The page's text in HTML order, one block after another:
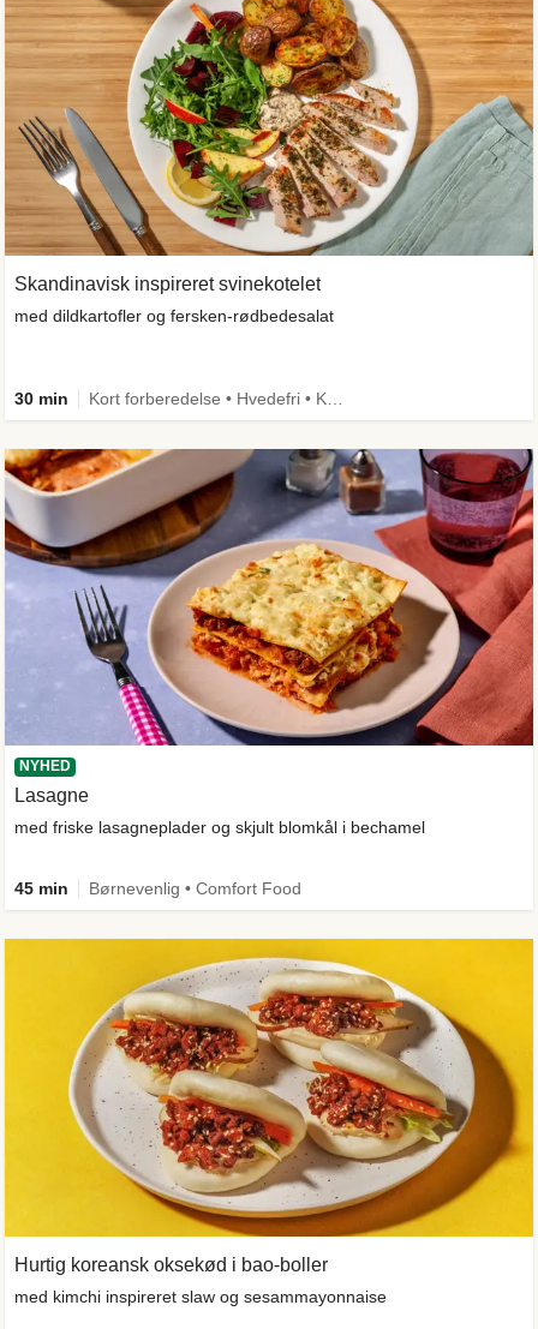
Skandinavisk inspireret svinekotelet
med dildkartofler og fersken-rødbedesalat
30 min
NYHED
Lasagne
med friske lasagneplader og skjult blomkål i bechamel
45 min Børnevenlig • Comfort Food
Hurtig koreansk oksekød i bao-boller
med kimchi inspireret slaw og sesammayonnaise